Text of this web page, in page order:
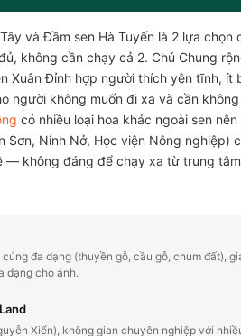
và Đầm sen Hà Tuyến là 2 lựa
không cần chạy cả 2. Chú Chung
Xuân Đỉnh hợp người thích yên tĩnh, ít
người không muốn đi xa và cần
có nhiều loại hoa khác ngoài sen
Sơn, Ninh Nở, Học viện Nông nghiệp)
— không đáng để chạy xa từ trung
đa dạng (thuyền gỗ, cầu gỗ, chum đất),
dạng cho ảnh.
Xiển), không gian chuyên nghiệp với